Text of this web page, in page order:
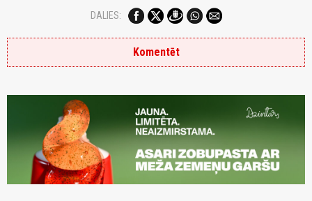
DALIES:
Komentēt